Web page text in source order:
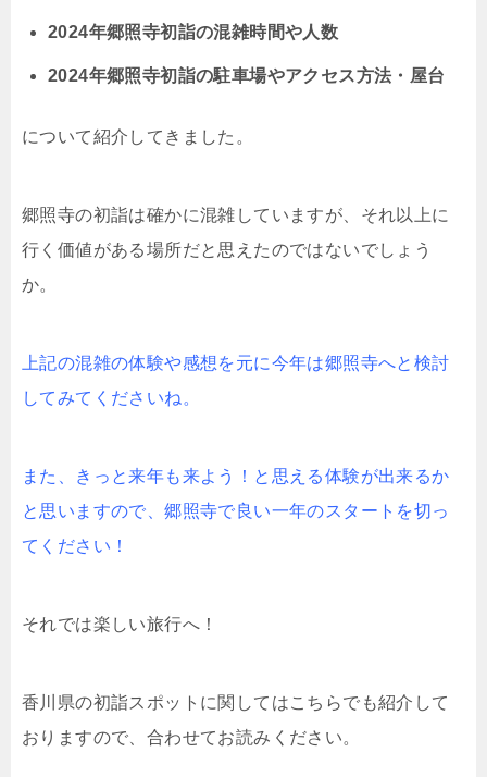
2024年郷照寺初詣の混雑時間や人数
2024年郷照寺初詣の駐車場やアクセス方法・屋台
について紹介してきました。
郷照寺の初詣は確かに混雑していますが、それ以上に
行く価値がある場所だと思えたのではないでしょう
か。
上記の混雑の体験や感想を元に今年は郷照寺へと検討
してみてくださいね。
また、きっと来年も来よう！と思える体験が出来るか
と思いますので、郷照寺で良い一年のスタートを切っ
てください！
それでは楽しい旅行へ！
香川県の初詣スポットに関してはこちらでも紹介して
おりますので、合わせてお読みください。